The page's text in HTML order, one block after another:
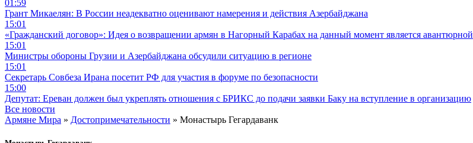
01:59
Грант Микаелян: В России неадекватно оценивают намерения и действия Азербайджана
15:01
«Гражданский договор»: Идея о возвращении армян в Нагорный Карабах на данный момент является авантюрной
15:01
Министры обороны Грузии и Азербайджана обсудили ситуацию в регионе
15:01
Секретарь Совбеза Ирана посетит РФ для участия в форуме по безопасности
15:00
Депутат: Ереван должен был укреплять отношения с БРИКС до подачи заявки Баку на вступление в организацию
Все новости
Армяне Мира » Достопримечательности » Монастырь Гегардаванк